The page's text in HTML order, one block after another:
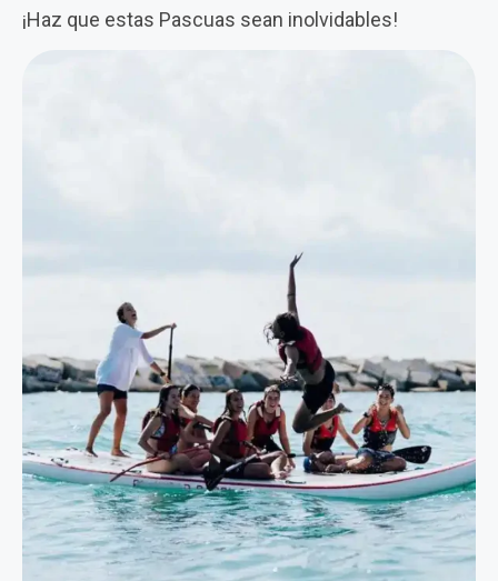
¡Haz que estas Pascuas sean inolvidables!